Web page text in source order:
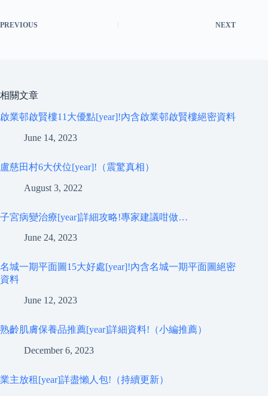
PREVIOUS NEXT
相關文章
啟業邨啟賢樓11大優點[year]!內含啟業邨啟賢樓絕密資料
June 14, 2023
盧慈田村6大伏位[year]!（震驚真相）
August 3, 2022
子宮病變治療[year]詳細攻略!專家建議咁做…
June 24, 2023
名城一期平面圖15大好處[year]!內含名城一期平面圖絕密
資料
June 12, 2023
熟齡肌膚保養品推薦[year]詳細資料!（小編推薦）
December 6, 2023
業主放租[year]詳盡懶人包!（持續更新）